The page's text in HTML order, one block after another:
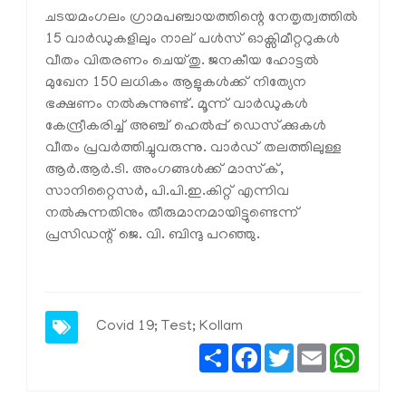
ചടയമംഗലം ഗ്രാമപഞ്ചായത്തിന്റെ നേതൃത്വത്തില്‍
15 വാര്‍ഡുകളിലും നാല് പള്‍സ് ഓക്സിമീറ്ററുകള്‍
വീതം വിതരണം ചെയ്തു. ജനകീയ ഹോട്ടല്‍
മുഖേന 150 ലധികം ആളുകള്‍ക്ക് നിത്യേന
ഭക്ഷണം നല്‍കുന്നുണ്ട്. മൂന്ന് വാര്‍ഡുകള്‍
കേന്ദ്രീകരിച്ച് അഞ്ച് ഹെല്‍പ്പ് ഡെസ്‌ക്കുകള്‍
വീതം പ്രവര്‍ത്തിച്ചുവരുന്നു. വാര്‍ഡ് തലത്തിലുള്ള
ആര്‍.ആര്‍.ടി. അംഗങ്ങള്‍ക്ക് മാസ്‌ക്,
സാനിറ്റൈസര്‍, പി.പി.ഇ.കിറ്റ് എന്നിവ
നല്‍കുന്നതിനും തീരുമാനമായിട്ടുണ്ടെന്ന്
പ്രസിഡന്റ് ജെ. വി. ബിന്ദു പറഞ്ഞു.
Covid 19; Test; Kollam
ShareFacebook
TwitterEmail